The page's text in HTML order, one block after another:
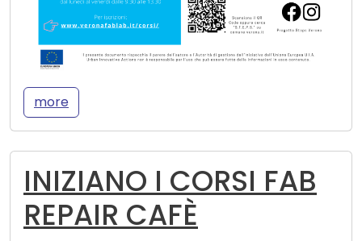
more
INIZIANO I CORSI FAB
REPAIR CAFÈ